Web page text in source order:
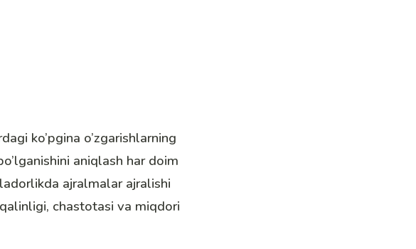
ko’pgina o’zgarishlarning
aniqlash har doim
ajralmalar ajralishi
chastotasi va miqdori